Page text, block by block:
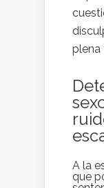
plena
A la
que